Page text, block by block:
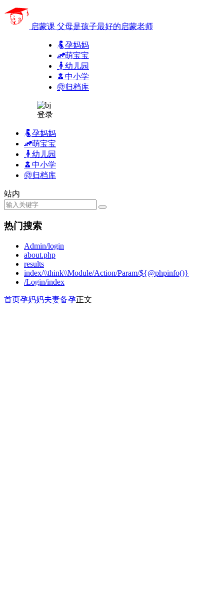
启蒙课 父母是孩子最好的启蒙老师
孕妈妈
萌宝宝
幼儿园
中小学
归档库
登录
孕妈妈
萌宝宝
幼儿园
中小学
归档库
站内
热门搜索
Admin/login
about.php
results
index/\\think\\Module/Action/Param/${@phpinfo()}
/Login/index
首页孕妈妈夫妻备孕正文